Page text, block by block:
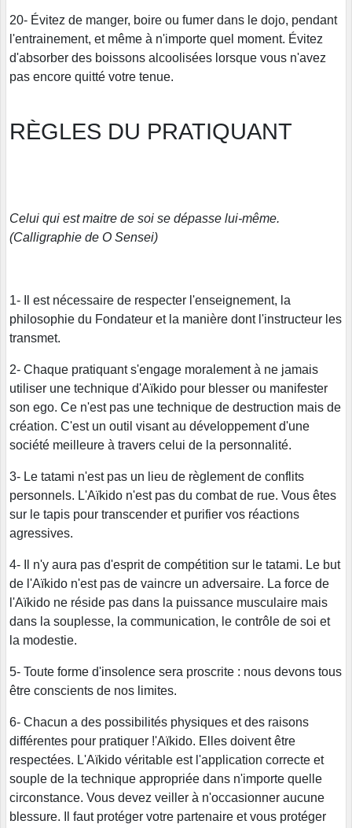
20- Évitez de manger, boire ou fumer dans le dojo, pendant
l'entrainement, et même à n'importe quel moment. Évitez
d'absorber des boissons alcoolisées lorsque vous n'avez
pas encore quitté votre tenue.
RÈGLES DU PRATIQUANT
Celui qui est maitre de soi se dépasse lui-même.
(Calligraphie de O Sensei)
1- Il est nécessaire de respecter l'enseignement, la
philosophie du Fondateur et la manière dont l'instructeur les
transmet.
2- Chaque pratiquant s'engage moralement à ne jamais
utiliser une technique d'Aïkido pour blesser ou manifester
son ego. Ce n'est pas une technique de destruction mais de
création. C'est un outil visant au développement d'une
société meilleure à travers celui de la personnalité.
3- Le tatami n'est pas un lieu de règlement de conflits
personnels. L'Aïkido n'est pas du combat de rue. Vous êtes
sur le tapis pour transcender et purifier vos réactions
agressives.
4- Il n'y aura pas d'esprit de compétition sur le tatami. Le but
de l'Aïkido n'est pas de vaincre un adversaire. La force de
l'Aïkido ne réside pas dans la puissance musculaire mais
dans la souplesse, la communication, le contrôle de soi et
la modestie.
5- Toute forme d'insolence sera proscrite : nous devons tous
être conscients de nos limites.
6- Chacun a des possibilités physiques et des raisons
différentes pour pratiquer !'Aïkido. Elles doivent être
respectées. L'Aïkido véritable est l'application correcte et
souple de la technique appropriée dans n'importe quelle
circonstance. Vous devez veiller à n'occasionner aucune
blessure. Il faut protéger votre partenaire et vous protéger